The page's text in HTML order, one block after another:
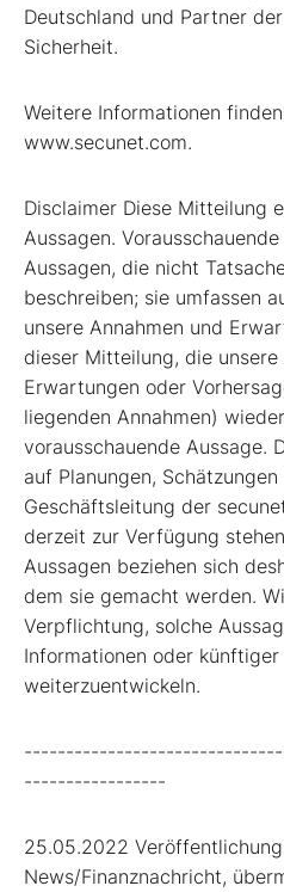
Deutschland und Partner
Sicherheit.
Weitere Informationen
www.secunet.com.
Disclaimer Diese Mitteilung
Aussagen.
Aussagen, die nicht
beschreiben; sie umfassen
unsere Annahmen und
dieser Mitteilung, die unsere
Erwartungen oder
liegenden Annahmen)
vorausschauende Aussage.
auf Planungen,
Geschäftsleitung der
derzeit zur Verfügung
Aussagen beziehen sich
dem sie gemacht werden.
Verpflichtung, solche
Informationen oder künftiger
weiterzuentwickeln.
-----------------
25.05.2022
News/Finanznachricht,